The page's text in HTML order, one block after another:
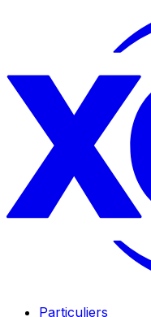
Particuliers